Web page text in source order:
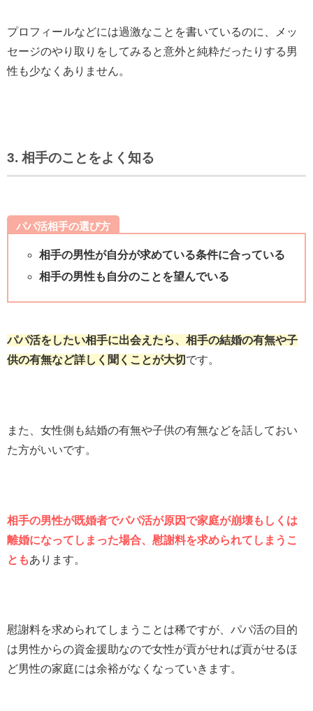
プロフィールなどには過激なことを書いているのに、メッ
セージのやり取りをしてみると意外と純粋だったりする男
性も少なくありません。
3. 相手のことをよく知る
パパ活相手の選び方
相手の男性が自分が求めている条件に合っている
相手の男性も自分のことを望んでいる
パパ活をしたい相手に出会えたら、相手の結婚の有無や子
供の有無など詳しく聞くことが大切 です。
また、女性側も結婚の有無や子供の有無などを話しておい
た方がいいです。
相手の男性が既婚者でパパ活が原因で家庭が崩壊もしくは
離婚になってしまった場合、慰謝料を求められてしまうこ
ともあります。
慰謝料を求められてしまうことは稀ですが、パパ活の目的
は男性からの資金援助なので女性が貢がせれば貢がせるほ
ど男性の家庭には余裕がなくなっていきます。